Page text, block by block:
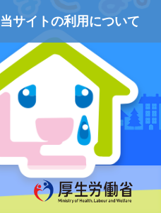
当サイトの利用について